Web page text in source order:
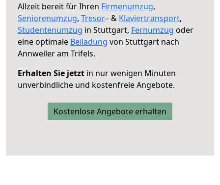
Allzeit bereit für Ihren Firmenumzug,
Seniorenumzug, Tresor– & Klaviertransport,
Studentenumzug in Stuttgart, Fernumzug oder
eine optimale Beiladung von Stuttgart nach
Annweiler am Trifels.
Erhalten Sie jetzt in nur wenigen Minuten
unverbindliche und kostenfreie Angebote.
Kostenlose Angebote erhalten